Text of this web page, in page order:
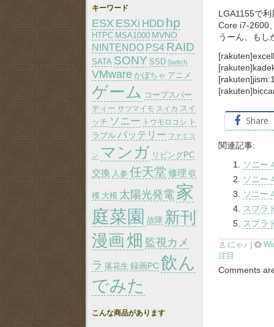
LGA1155で
Core i7-2600
うーん、も
Share
関連記事:
ソニー
ソニー
ソニー
スプラ
スプラ
にゃ♪ |
注目
Comments
キーワード
ESX ESXi HDD hp
HTPC MSA1000 MVNO
NINTENDO PS4 RAID
SATA SONY SSD Switch
VMware かぼちゃ アニメ
ゲーム コープスパー
ティー サツマイモ スイカ スイ
ッチ ソニー トウモロコシ
ト
ラブル バッテリー ファミコ
ン マンガ リビングPC
交換 人参 任天堂 修理 収
穫 大根 太陽光発電 家
庭菜園 故障 新刊
漫画畑 監視カメ
ラ 落花生 録画PC飲ん
でみた
こんな商品があります